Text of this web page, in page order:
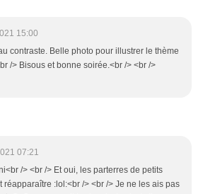
15:00
contraste. Belle photo pour illustrer le thème
/> Bisous et bonne soirée.<br /> <br />
07:21
/> <br /> Et oui, les parterres de petits
réapparaître :lol:<br /> <br /> Je ne les ais pas